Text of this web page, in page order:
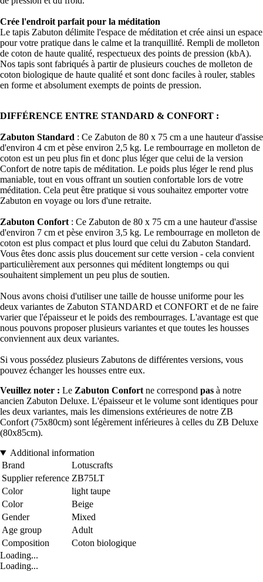
Crée l'endroit parfait pour la méditation
Le tapis Zabuton délimite l'espace de méditation et crée ainsi un espace
pour votre pratique dans le calme et la tranquillité. Rempli de molleton
de coton de haute qualité, respectueux des points de pression (kbA).
Nos tapis sont fabriqués à partir de plusieurs couches de molleton de
coton biologique de haute qualité et sont donc faciles à rouler, stables
en forme et absolument exempts de points de pression.
DIFFÉRENCE ENTRE STANDARD & CONFORT :
Zabuton Standard : Ce Zabuton de 80 x 75 cm a une hauteur d'assise
d'environ 4 cm et pèse environ 2,5 kg. Le rembourrage en molleton de
coton est un peu plus fin et donc plus léger que celui de la version
Confort de notre tapis de méditation. Le poids plus léger le rend plus
maniable, tout en vous offrant un soutien confortable lors de votre
méditation. Cela peut être pratique si vous souhaitez emporter votre
Zabuton en voyage ou lors d'une retraite.
Zabuton Confort : Ce Zabuton de 80 x 75 cm a une hauteur d'assise
d'environ 7 cm et pèse environ 3,5 kg. Le rembourrage en molleton de
coton est plus compact et plus lourd que celui du Zabuton Standard.
Vous êtes donc assis plus doucement sur cette version - cela convient
particulièrement aux personnes qui méditent longtemps ou qui
souhaitent simplement un peu plus de soutien.
Nous avons choisi d'utiliser une taille de housse uniforme pour les
deux variantes de Zabuton STANDARD et CONFORT et de ne faire
varier que l'épaisseur et le poids des rembourrages. L'avantage est que
nous pouvons proposer plusieurs variantes et que toutes les housses
conviennent aux deux variantes.
Si vous possédez plusieurs Zabutons de différentes versions, vous
pouvez échanger les housses entre eux.
Veuillez noter : Le Zabuton Confort ne correspond pas à notre
ancien Zabuton Deluxe. L'épaisseur et le volume sont identiques pour
les deux variantes, mais les dimensions extérieures de notre ZB
Confort (75x80cm) sont légèrement inférieures à celles du ZB Deluxe
(80x85cm).
Additional information
Brand
Lotuscrafts
Supplier reference ZB75LT
Color
light taupe
Color
Beige
Gender
Mixed
Age group
Adult
Composition
Coton biologique
Loading...
Loading...